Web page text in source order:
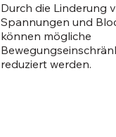
Durch die Linderung
Spannungen und
können mögliche
reduziert werden.